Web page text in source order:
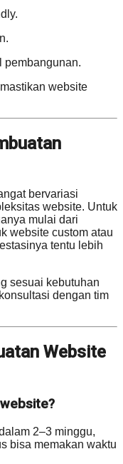
pembangunan.
website
bervariasi
website. Untuk
mulai dari
website custom atau
tentu lebih
sesuai kebutuhan
dengan tim
Website
2–3 minggu,
bisa memakan waktu